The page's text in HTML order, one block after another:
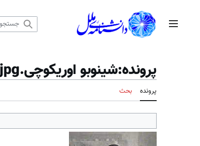
منوی اصلی
پرونده:شینوبو اوریکوچی.jpg
پرونده بحث